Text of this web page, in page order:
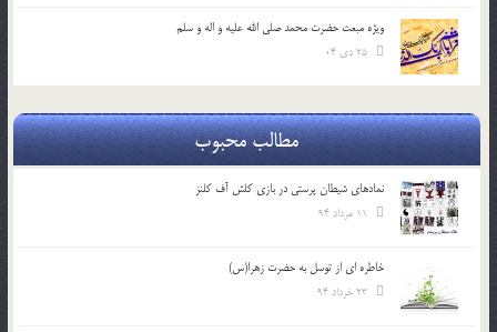
ویژه مبعث حضرت محمد صلی الله علیه و اله و سلم
مطالب محبوب
نمادهای شیطان پرستی در بازی کلش آف کلنز
خاطره ای از توسل به حضرت زهرا(س)